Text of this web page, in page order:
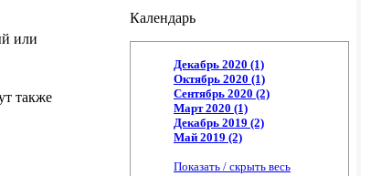
или
также
Календарь
Декабрь 2020 (1)
Октябрь 2020 (1)
Сентябрь 2020 (2)
Март 2020 (1)
Декабрь 2019 (2)
Май 2019 (2)
Показать / скрыть весь